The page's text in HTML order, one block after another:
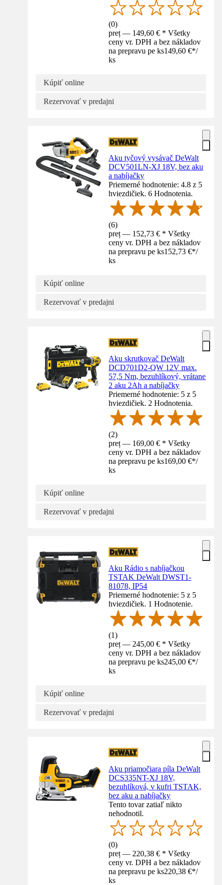
(0)
preț — 149,60 € * Všetky
ceny vr. DPH a bez nákladov
na prepravu pe ks149,60 €*/
ks
Kúpiť online
Rezervovať v predajni
Aku tyčový vysávač DeWalt
DCV501LN-XJ 18V, bez aku
a nabíjačky
Priemerné hodnotenie: 4.8 z 5
hviezdičiek. 6 Hodnotenia.
(6)
preț — 152,73 € * Všetky
ceny vr. DPH a bez nákladov
na prepravu pe ks152,73 €*/
ks
Kúpiť online
Rezervovať v predajni
Aku skrutkovač DeWalt
DCD701D2-QW 12V max.
57,5 Nm, bezuhlíkový, vrátane
2 aku 2Ah a nabíjačky
Priemerné hodnotenie: 5 z 5
hviezdičiek. 2 Hodnotenia.
(2)
preț — 169,00 € * Všetky
ceny vr. DPH a bez nákladov
na prepravu pe ks169,00 €*/
ks
Kúpiť online
Rezervovať v predajni
Aku Rádio s nabíjačkou
TSTAK DeWalt DWST1-
81078, IP54
Priemerné hodnotenie: 5 z 5
hviezdičiek. 1 Hodnotenie.
(1)
preț — 245,00 € * Všetky
ceny vr. DPH a bez nákladov
na prepravu pe ks245,00 €*/
ks
Kúpiť online
Rezervovať v predajni
Aku priamočiara píla DeWalt
DCS335NT-XJ 18V,
bezuhlíková, v kufri TSTAK,
bez aku a nabíjačky
Tento tovar zatiaľ nikto
nehodnotil.
(0)
preț — 220,38 € * Všetky
ceny vr. DPH a bez nákladov
na prepravu pe ks220,38 €*/
ks